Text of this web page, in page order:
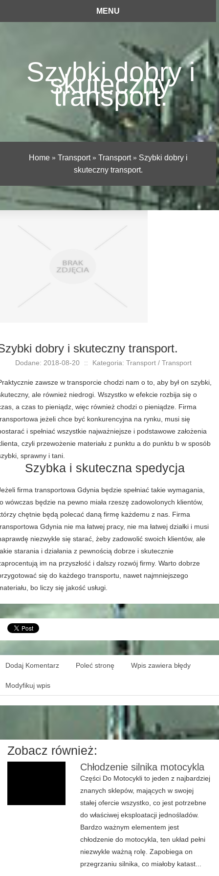
MENU
Szybki dobry i
skuteczny
transport.
Home» Transport» Transport» Szybki dobry i
skuteczny transport.
dobry i skuteczny transport.
Dodane: 2018-08-20 :: Kategoria: Transport / Transport
zawsze w transporcie chodzi nam o to, aby był on szybki,
ale również niedrogi. Wszystko w efekcie rozbija się o
a czas to pieniądz, więc również chodzi o pieniądze. Firma
jeżeli chce być konkurencyjna na rynku, musi się
i spełniać wszystkie najważniejsze i podstawowe założenia
czyli przewożenie materiału z punktu a do punktu b w sposób
sprawny i tani.
Szybka i skuteczna spedycja
firma transportowa Gdynia będzie spełniać takie wymagania,
wówczas będzie na pewno miała rzeszę zadowolonych klientów,
chętnie będą polecać daną firmę każdemu z nas. Firma
Gdynia nie ma łatwej pracy, nie ma łatwej działki i musi
niezwykle się starać, żeby zadowolić swoich klientów, ale
starania i działania z pewnością dobrze i skutecznie
im na przyszłość i dalszy rozwój firmy. Warto dobrze
się do każdego transportu, nawet najmniejszego
bo liczy się jakość usługi.
Dodaj Komentarz Poleć stronę Wpis zawiera błędy
Modyfikuj wpis
Zobacz również:
Chłodzenie silnika motocykla
Części Do Motocykli to jeden z najbardziej
znanych sklepów, mających w swojej
stałej ofercie wszystko, co jest potrzebne
do właściwej eksploatacji jednośladów.
Bardzo ważnym elementem jest
chłodzenie do motocykla, ten układ pełni
niezwykle ważną rolę. Zapobiega on
przegrzaniu silnika, co miałoby katast...